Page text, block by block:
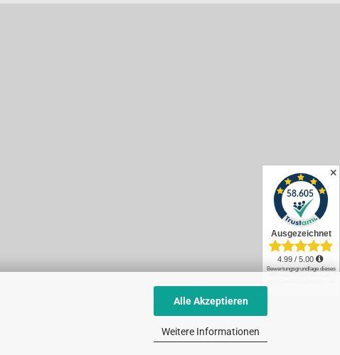
Alle Akzeptieren
Weitere Informationen
✕